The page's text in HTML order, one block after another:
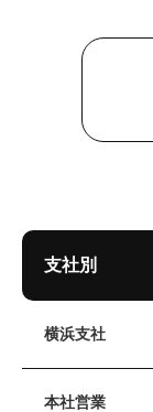
支社別
横浜支社
本社営業